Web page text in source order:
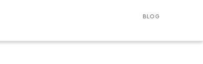
BLOG